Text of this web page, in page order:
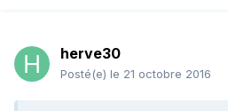
herve30
Posté(e) le 21 octobre 2016